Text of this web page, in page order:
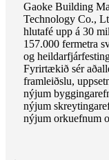
Gaoke Building
Technology Co.,
hlutafé upp á 30
157.000 fermetra
og
Fyrirtækið sér
framleiðslu,
nýjum
nýjum
nýjum orkuefnum